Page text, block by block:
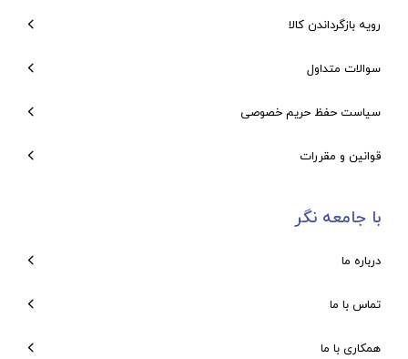
رویه بازگرداندن کالا
سوالات متداول
سیاست حفظ حریم خصوصی
قوانین و مقررات
با جامعه نگر
درباره ما
تماس با ما
همکاری با ما